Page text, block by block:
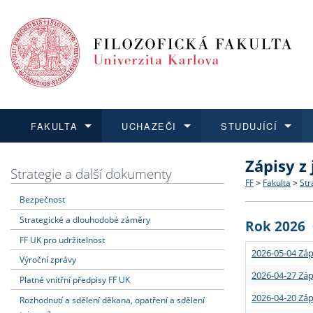
FAKULTA
Dozvědět se více
Struktura
Strategie
Podpora
UCHAZEČI
Podat přihlášku
Co
Učitelské
STUDUJÍCÍ
Dozvědět se více
Rigorózní
Dozvědět se více
O vědě a
Granty a
Dozvědět se více
Aktuální
Strategie a další dokumenty
Bezpečnost
Strategické a dlouhodobé záměry
FF UK pro udržitelnost
Výroční zprávy
Platné vnitřní předpisy FF UK
Rozhodnutí a sdělení děkana, opatření a sdělení
Zápisy
FF > Fakulta >
Rok 2026
2026-05-04
2026-04-27
2026-04-20